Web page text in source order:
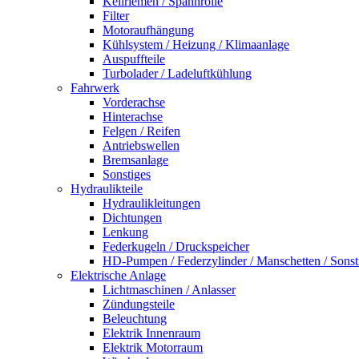
Filter
Motoraufhängung
Kühlsystem / Heizung / Klimaanlage
Auspuffteile
Turbolader / Ladeluftkühlung
Fahrwerk
Vorderachse
Hinterachse
Felgen / Reifen
Antriebswellen
Bremsanlage
Sonstiges
Hydraulikteile
Hydraulikleitungen
Dichtungen
Lenkung
Federkugeln / Druckspeicher
HD-Pumpen / Federzylinder / Manschetten /
Elektrische Anlage
Lichtmaschinen / Anlasser
Zündungsteile
Beleuchtung
Elektrik Innenraum
Elektrik Motorraum